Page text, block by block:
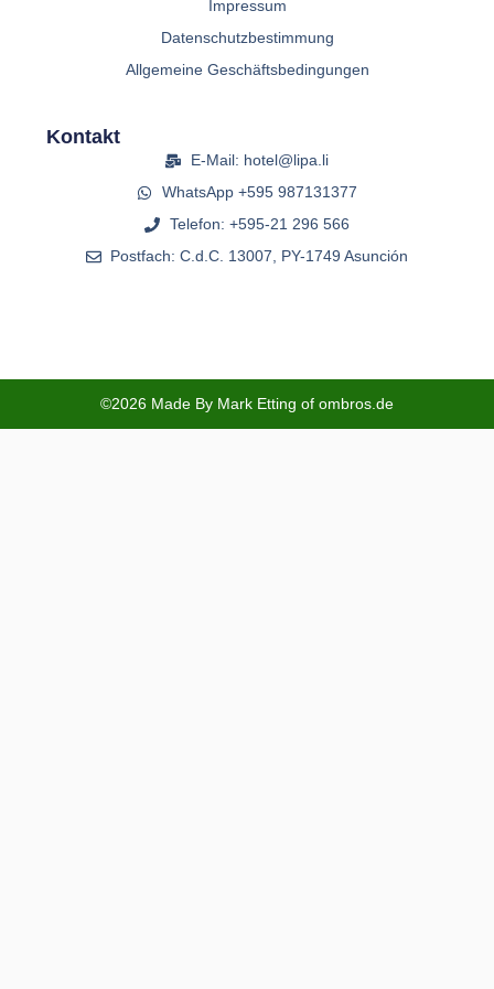
Impressum
Datenschutzbestimmung
Allgemeine Geschäftsbedingungen
Kontakt
E-Mail: hotel@lipa.li
WhatsApp +595 987131377
Telefon: +595-21 296 566
Postfach: C.d.C. 13007, PY-1749 Asunción
©2026 Made By Mark Etting of ombros.de